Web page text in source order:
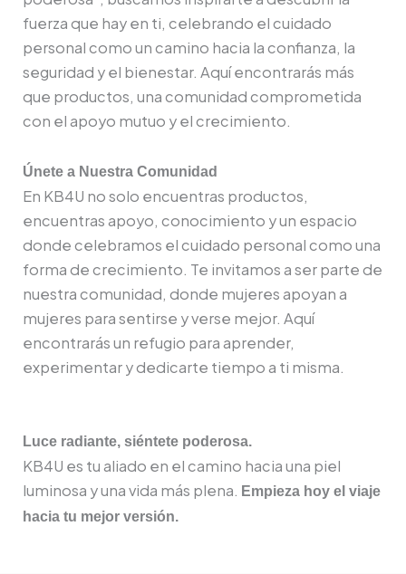
fuerza que hay en ti, celebrando el cuidado
personal como un camino hacia la confianza, la
seguridad y el bienestar. Aquí encontrarás más
que productos, una comunidad comprometida
con el apoyo mutuo y el crecimiento.
Únete a Nuestra Comunidad
En KB4U no solo encuentras productos,
encuentras apoyo, conocimiento y un espacio
donde celebramos el cuidado personal como una
forma de crecimiento. Te invitamos a ser parte de
nuestra comunidad, donde mujeres apoyan a
mujeres para sentirse y verse mejor. Aquí
encontrarás un refugio para aprender,
experimentar y dedicarte tiempo a ti misma.
Luce radiante, siéntete poderosa.
KB4U es tu aliado en el camino hacia una piel
luminosa y una vida más plena. Empieza hoy el viaje
hacia tu mejor versión.